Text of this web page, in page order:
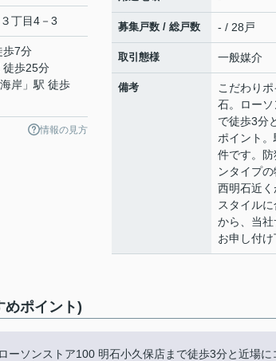
３丁目4－3
歩7分
徒歩25分
岸 」駅 徒歩
情報の見方
募集戸数 / 総戸数 - / 28戸
取引態様 一般媒介
備考
こだわり
石。ロー
で徒歩3分
ポイント
件です。
ンタイプ
西明石近
スタイル
から、当
お申し付け
めポイント)
ーソンストア100 明石小久保店まで徒歩3分と近場